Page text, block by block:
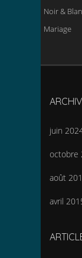
Noir &
Mariage
juin
octobre
août
avril